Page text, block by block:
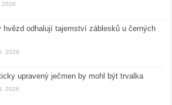
2026
hvězd odhalují tajemství záblesků u černých
2026
upravený ječmen by mohl být trvalka
2026